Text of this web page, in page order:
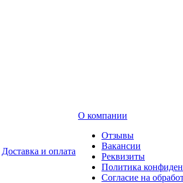
Доставка и оплата
О компании
Отзывы
Вакансии
Реквизиты
Политика
Согласие на